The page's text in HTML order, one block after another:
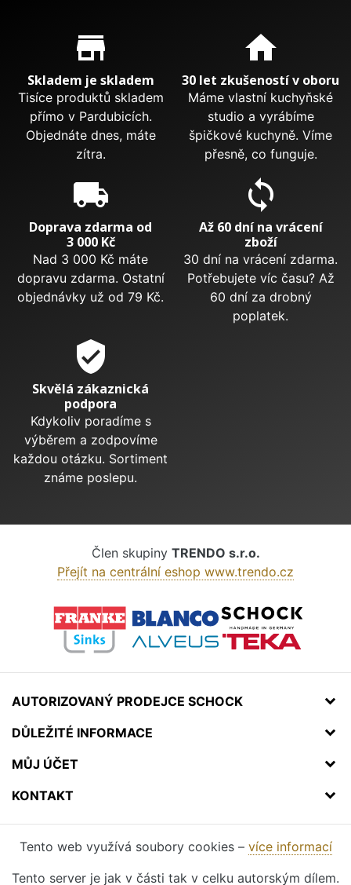
Proč nakupovat u nás?
store_mall_directory
Skladem je skladem
Tisíce produktů skladem
přímo v Pardubicích.
Objednáte dnes, máte
zítra.
home
30 let zkušeností v oboru
Máme vlastní kuchyňské
studio a vyrábíme
špičkové kuchyně. Víme
přesně, co funguje.
local_shipping
Doprava zdarma od
3 000 Kč
Nad 3 000 Kč máte
dopravu zdarma. Ostatní
objednávky už od 79 Kč.
sync
Až 60 dní na vrácení
zboží
30 dní na vrácení zdarma.
Potřebujete víc času? Až
60 dní za drobný
poplatek.
verified_user
Skvělá zákaznická
podpora
Kdykoliv poradíme s
výběrem a zodpovíme
každou otázku. Sortiment
známe poslepu.
Člen skupiny TRENDO s.r.o.
Přejít na centrální eshop www.trendo.cz
AUTORIZOVANÝ PRODEJCE SCHOCK
DŮLEŽITÉ INFORMACE
MŮJ ÚČET
KONTAKT
Tento web využívá soubory cookies – více informací
Tento server je jak v části tak v celku autorským dílem.